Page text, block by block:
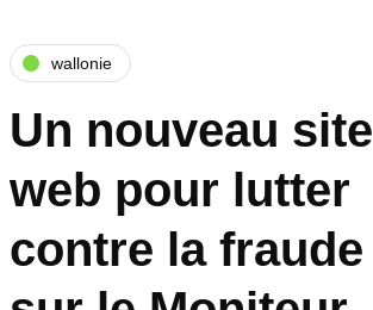
wallonie
Un nouveau site
web pour lutter
contre la fraude